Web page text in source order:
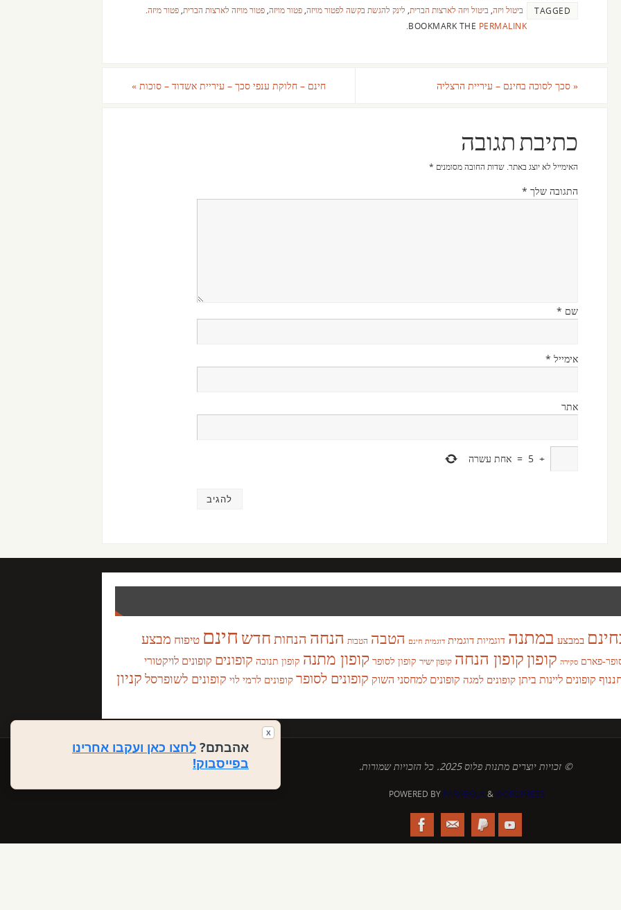
אהבתם? לחצו כאן ועקבו אחרינו
בפייסבוק!
X
TAGGED
ביטול ויזה ביטול ויזה לארצות הברית לינק להגשת בקשה לפטור מויזה פטור מויזה פטור מויזה לארצות הברית פטור מיזה
BOOKMARK THE PERMALINK
« סכך לסוכה בחינם – עיריית הרצליה חינם – חלוקת ענפי סכך – עיריית אשדוד – סוכות »
כתיבת תגובה
האימייל לא יוצג באתר. שדות החובה מסומנים *
התגובה שלך *
שם *
אימייל *
אתר
+
5
= אחת עשרה
במבצע במתנה דוגמיות דוגמית דוגמית חינם הטבה הטבות הנחה הנחותחדש חינם טיפוח מבצע
פארם סקירה קופוןקופון הנחה קופון ישיר קופון לסופר קופון מתנה קופון תנובה קופונים קופונים לויקטורי
קופונים ליינות ביתן קופונים למגה קופונים למחסני השוק קופונים לסופר קופונים לרמי לוי קופונים לשופרסל קניון
© זכויות יוצרים מתנות פלוס 2025. כל הזכויות שמורות.
POWERED BY PARABOLA&WORDPRESS.